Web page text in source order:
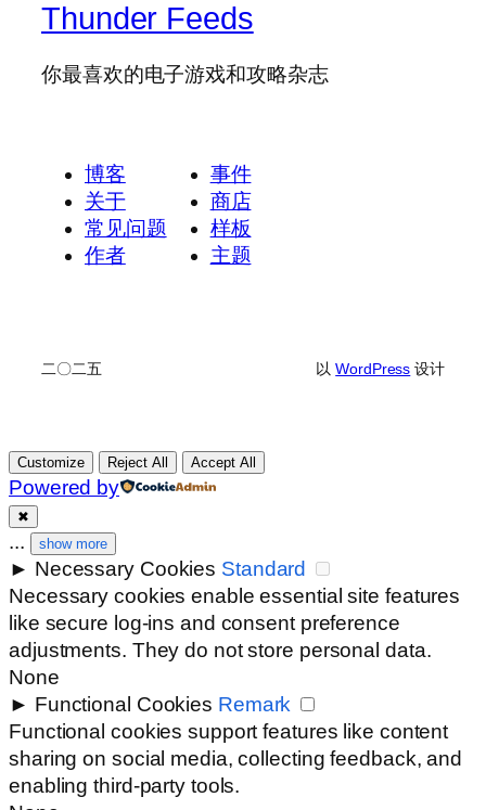
Thunder Feeds
你最喜欢的电子游戏和攻略杂志
博客
关于
常见问题
作者
事件
商店
样板
主题
二〇二五 以WordPress 设计
Customize Reject All Accept All
Powered by
✖
... show more
► Necessary Cookies Standard
Necessary cookies enable essential site features
like secure log-ins and consent preference
adjustments. They do not store personal data.
None
► Functional Cookies Remark
Functional cookies support features like content
sharing on social media, collecting feedback, and
enabling third-party tools.